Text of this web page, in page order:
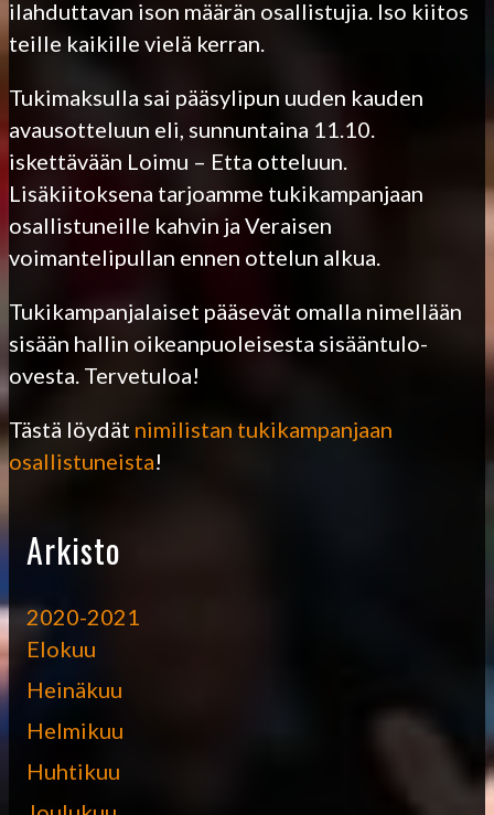
ilahduttavan ison määrän osallistujia. Iso kiitos
teille kaikille vielä kerran.
Tukimaksulla sai pääsylipun uuden kauden
avausotteluun eli, sunnuntaina 11.10.
iskettävään Loimu – Etta otteluun.
Lisäkiitoksena tarjoamme tukikampanjaan
osallistuneille kahvin ja Veraisen
voimantelipullan ennen ottelun alkua.
Tukikampanjalaiset pääsevät omalla nimellään
sisään hallin oikeanpuoleisesta sisääntulo-
ovesta. Tervetuloa!
Tästä löydät nimilistan tukikampanjaan
osallistuneista!
Arkisto
2020-2021
Elokuu
Heinäkuu
Helmikuu
Huhtikuu